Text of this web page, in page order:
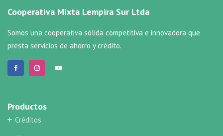
Cooperativa Mixta Lempira Sur Ltda
Somos una cooperativa sólida competitiva e innovadora que
presta servicios de ahorro y crédito.
Productos
Créditos